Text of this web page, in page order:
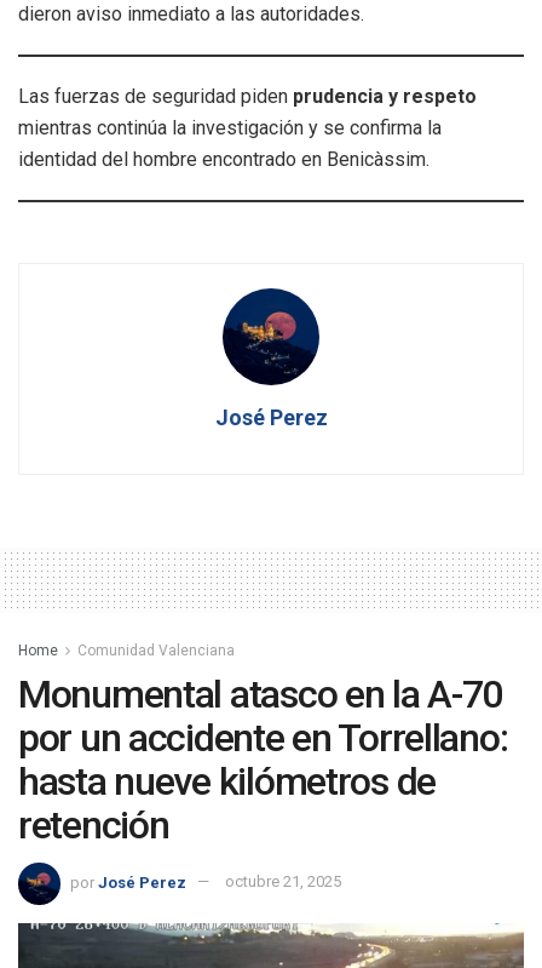
dieron aviso inmediato a las autoridades.
Las fuerzas de seguridad piden prudencia y respeto
mientras continúa la investigación y se confirma la
identidad del hombre encontrado en Benicàssim.
José Perez
Home Comunidad Valenciana
Monumental atasco en la A-70
por un accidente en Torrellano:
hasta nueve kilómetros de
retención
por José Perez octubre 21, 2025